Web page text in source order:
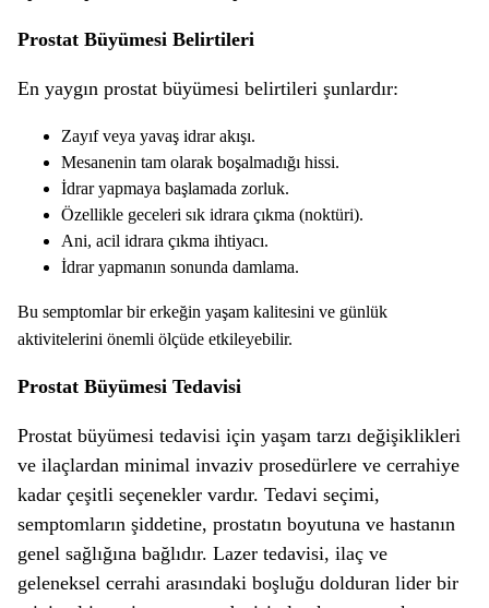
Prostat Büyümesi Belirtileri
En yaygın prostat büyümesi belirtileri şunlardır:
Zayıf veya yavaş idrar akışı.
Mesanenin tam olarak boşalmadığı hissi.
İdrar yapmaya başlamada zorluk.
Özellikle geceleri sık idrara çıkma (noktüri).
Ani, acil idrara çıkma ihtiyacı.
İdrar yapmanın sonunda damlama.
Bu semptomlar bir erkeğin yaşam kalitesini ve günlük
aktivitelerini önemli ölçüde etkileyebilir.
Prostat Büyümesi Tedavisi
Prostat büyümesi tedavisi için yaşam tarzı değişiklikleri
ve ilaçlardan minimal invaziv prosedürlere ve cerrahiye
kadar çeşitli seçenekler vardır. Tedavi seçimi,
semptomların şiddetine, prostatın boyutuna ve hastanın
genel sağlığına bağlıdır. Lazer tedavisi, ilaç ve
geleneksel cerrahi arasındaki boşluğu dolduran lider bir